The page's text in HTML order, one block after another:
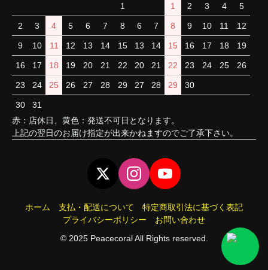
1
2 3 4 5 6 7 8
9 10 11 12 13 14 15
16 17 18 19 20 21 22
23 24 25 26 27 28 29
30 31
1 2 3 4 5
6 7 8 9 10 11 12
13 14 15 16 17 18 19
20 21 22 23 24 25 26
27 28 29 30
赤：店休日、黄色：発送不可日となります。
上記の翌日のお届け指定が出来かねますのでご了承下さい。
ホーム 支払・配送について
特定商取引法に基づく表記
プライバシーポリシー
お問い合わせ
© 2025 Peacecoral All Rights reserved.